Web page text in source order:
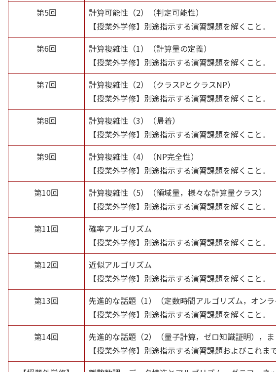
第5回
計算可能性（2）（判定可能性）
【授業外学修】別途指示する演習課題を解くこと．
第6回
計算複雑性（1）（計算量の定義）
【授業外学修】別途指示する演習課題を解くこと．
第7回
計算複雑性（2）（クラスPとクラスNP）
【授業外学修】別途指示する演習課題を解くこと．
第8回
計算複雑性（3）（帰着）
【授業外学修】別途指示する演習課題を解くこと．
第9回
計算複雑性（4）（NP完全性）
【授業外学修】別途指示する演習課題を解くこと．
第10回
計算複雑性（5）（領域量，様々な計算量クラス）
【授業外学修】別途指示する演習課題を解くこと．
第11回
確率アルゴリズム
【授業外学修】別途指示する演習課題を解くこと．
第12回
近似アルゴリズム
【授業外学修】別途指示する演習課題を解くこと．
第13回
先進的な話題（1）（定数時間アルゴリズム，オン
【授業外学修】別途指示する演習課題を解くこと．
第14回
先進的な話題（2）（量子計算，ゼロ知識証明），ま
【授業外学修】別途指示する演習課題およびこれま